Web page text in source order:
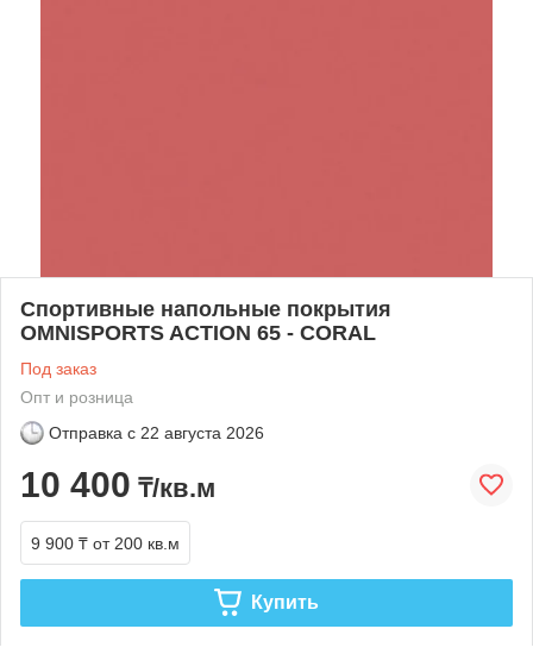
Спортивные напольные покрытия
OMNISPORTS ACTION 65 - CORAL
Под заказ
Опт и розница
Отправка с 22 августа 2026
10 400 ₸/кв.м
9 900 ₸ от 200 кв.м
Купить